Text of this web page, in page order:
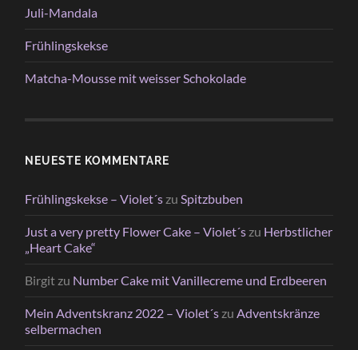
Juli-Mandala
Frühlingskekse
Matcha-Mousse mit weisser Schokolade
NEUESTE KOMMENTARE
Frühlingskekse – Violet´s zuSpitzbuben
Just a very pretty Flower Cake – Violet´s zu Herbstlicher
„Heart Cake“
Birgit zu Number Cake mit Vanillecreme und Erdbeeren
Mein Adventskranz 2022 – Violet´s zuAdventskränze
selbermachen